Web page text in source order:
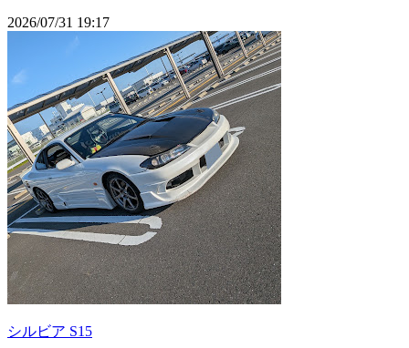
2026/07/31 19:17
シルビア S15